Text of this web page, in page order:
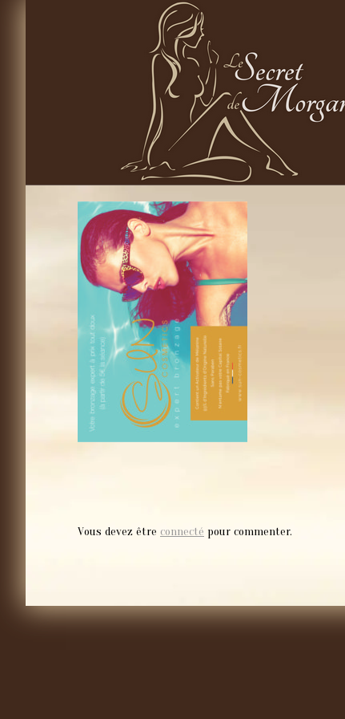
Vous devez être connecté pour commenter.